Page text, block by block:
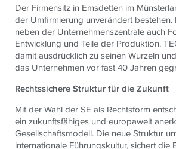
Der Firmensitz in Emsdetten im
der Umfirmierung unverändert
neben der Unternehmenszentrale auch
Entwicklung und Teile der Produktion.
damit ausdrücklich zu seinen Wurzeln
das Unternehmen vor fast 40 Jahren
Rechtssichere Struktur für die Zukunft
Mit der Wahl der SE als Rechtsform
ein zukunftsfähiges und europaweit
Gesellschaftsmodell. Die neue Struktur
internationale Führungskultur, sichert die